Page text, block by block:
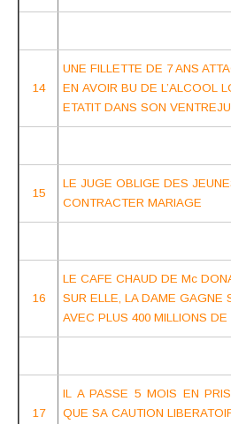
14
UNE FILLETTE DE 7 ANS
EN AVOIR BU DE L’ALCOOL
ETATIT DANS SON VENTRE
15
LE JUGE OBLIGE DES
CONTRACTER MARIAGE
16
LE CAFE CHAUD DE Mc
SUR ELLE, LA DAME GAGNE
AVEC PLUS 400 MILLIONS DE
17
IL A PASSE 5 MOIS EN
QUE SA CAUTION